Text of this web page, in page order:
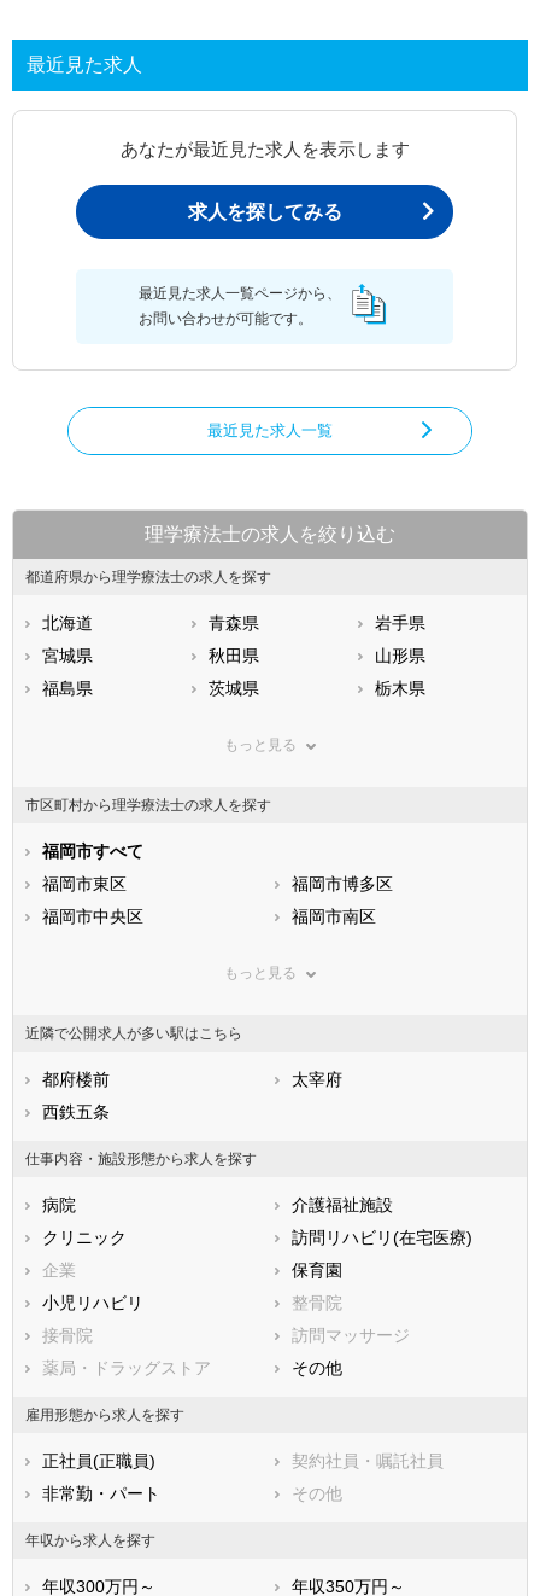
最近見た求人
あなたが最近見た求人を表示します
求人を探してみる
最近見た求人一覧ページから、
お問い合わせが可能です。
最近見た求人一覧
理学療法士の求人を絞り込む
都道府県から理学療法士の求人を探す
北海道 青森県
岩手県
宮城県
秋田県
山形県
福島県
茨城県
栃木県
神奈川県
石川県
福井県
静岡県
滋賀県
大阪府
兵庫県
和歌山県
山口県
福岡県
佐賀県
熊本県
鹿児島県
もっと見る
市区町村から理学療法士の求人を探す
福岡市すべて
福岡市東区
福岡市博多区
福岡市中央区
福岡市南区
北九州市門司区
北九州市戸畑区
北九州市小倉北区
北九州市小倉南区
大牟田市
久留米市
直方市
飯塚市
田川市
柳川市
八女市
筑後市
大川市
行橋市
豊前市
中間市
小郡市
宗像市
太宰府市
古賀市
福津市
うきは市
もっと見る
近隣で公開求人が多い駅はこちら
都府楼前
太宰府
西鉄五条
仕事内容・施設形態から求人を探す
病院
介護福祉施設
クリニック
訪問リハビリ(在宅医療)
企業
保育園
小児リハビリ
整骨院
接骨院
訪問マッサージ
薬局・ドラッグストア
その他
雇用形態から求人を探す
正社員(正職員)
契約社員・嘱託社員
非常勤・パート
その他
年収から求人を探す
年収300万円～
年収350万円～